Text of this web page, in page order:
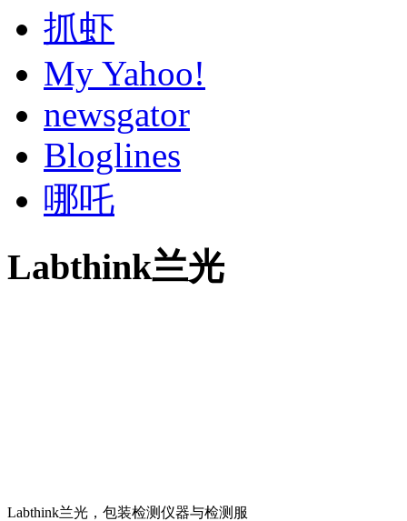
抓虾
My Yahoo!
newsgator
Bloglines
哪吒
Labthink兰光
Labthink兰光，包装检测仪器与检测服